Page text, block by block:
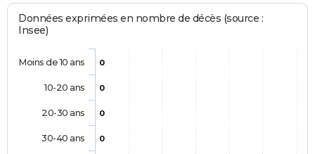
Données exprimées en nombre de décès (source :
Insee)
0
0
0
0
Moins de 10 ans
10-20 ans
20-30 ans
30-40 ans